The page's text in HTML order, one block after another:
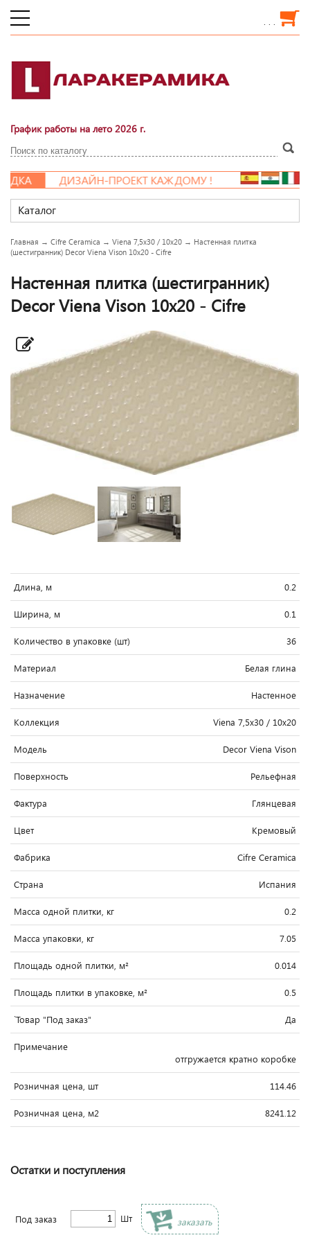
. . .
График работы на лето 2026 г.
ДИЗАЙН-ПРОЕКТ КАЖДОМУ !
Каталог
Главная → Cifre Ceramica → Viena 7,5x30 / 10x20 → Настенная плитка
(шестигранник) Decor Viena Vison 10x20 - Cifre
Настенная плитка (шестигранник)
Decor Viena Vison 10x20 - Cifre
Длина, м 0.2
Ширина, м 0.1
Количество в упаковке (шт) 36
Материал Белая глина
Назначение Настенное
Коллекция Viena 7,5x30 / 10x20
Модель Decor Viena Vison
Поверхность Рельефная
Фактура Глянцевая
Цвет Кремовый
Фабрика Cifre Ceramica
Страна Испания
Масса одной плитки, кг 0.2
Масса упаковки, кг 7.05
Площадь одной плитки, м² 0.014
Площадь плитки в упаковке, м² 0.5
`Товар "Под заказ" Да
Примечание
отгружается кратно коробке
Розничная цена, шт 114.46
Розничная цена, м2 8241.12
Остатки и поступления
Под заказ Шт заказать